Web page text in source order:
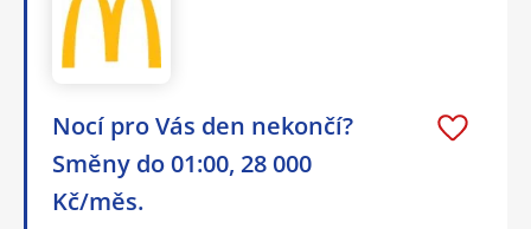
Nocí pro Vás den nekončí?
Směny do 01:00, 28 000
Kč/měs.